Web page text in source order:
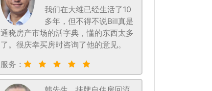
我们在大维已经生活了10
多年，但不得不说Bill真是
通晓房产市场的活字典，懂的东西太多
了。很庆幸买房时咨询了他的意见。
服务：